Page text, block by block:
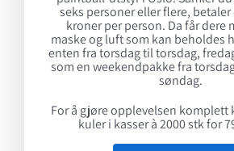
seks personer eller flere, betaler
kroner per person. Da får dere
maske og luft som kan beholdes
enten fra torsdag til torsdag,
som en weekendpakke fra
søndag.
For å gjøre opplevelsen komplett
kuler i kasser à 2000 stk for